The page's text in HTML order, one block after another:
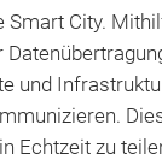
Smart City.
und
Echtzeit zu